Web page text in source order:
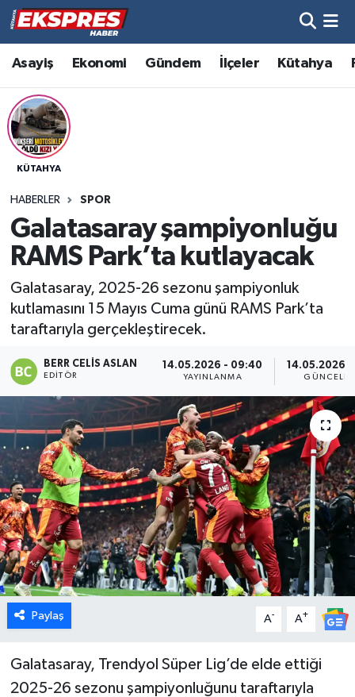
Asayiş Ekonomi Gündem İlçeler Kütahya
KÜTAHYA
HABERLER SPOR
Galatasaray şampiyonluğu
RAMS Park’ta kutlayacak
Galatasaray, 2025-26 sezonu şampiyonluk
kutlamasını 15 Mayıs Cuma günü RAMS Park’ta
taraftarıyla gerçekleştirecek.
BERR CELIS ASLAN
EDITÖR
14.05.2026 - 09:40
YAYINLANMA
14.05.2026
Paylaş A- A+
Galatasaray, Trendyol Süper Lig’de elde ettiği
2025-26 sezonu şampiyonluğunu taraftarıyla
Altıntaş
Asayiş
Aslanapa
Bölge
Çavdarhisar
Domaniç
Eğitim
Ekonomi
Emet
Foto Galeri
Gediz
Genel
Gündem
Hava Durumu
Trafik Durumu
Süper Lig Puan Durumu ve Fikstür
Son Dakika Haberleri
Haber Arşivi